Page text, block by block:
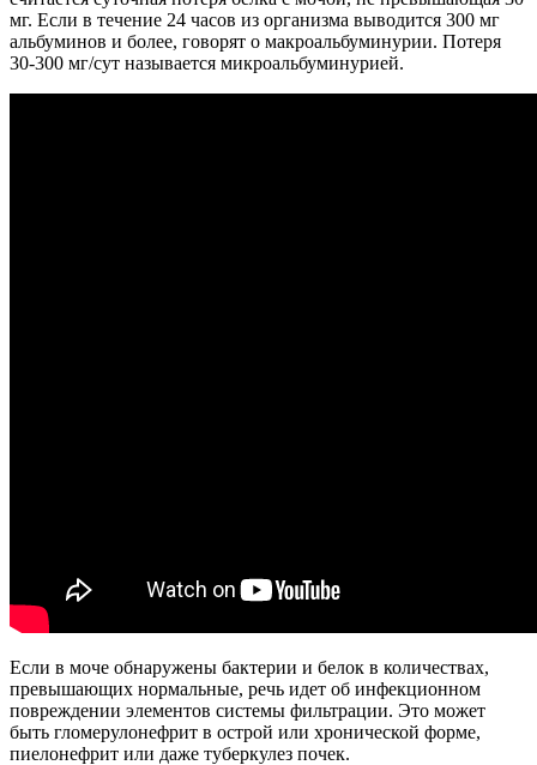
мг. Если в течение 24 часов из организма выводится 300 мг
альбуминов и более, говорят о макроальбуминурии. Потеря
30-300 мг/сут называется микроальбуминурией.
Если в моче обнаружены бактерии и белок в количествах,
превышающих нормальные, речь идет об инфекционном
повреждении элементов системы фильтрации. Это может
быть гломерулонефрит в острой или хронической форме,
пиелонефрит или даже туберкулез почек.